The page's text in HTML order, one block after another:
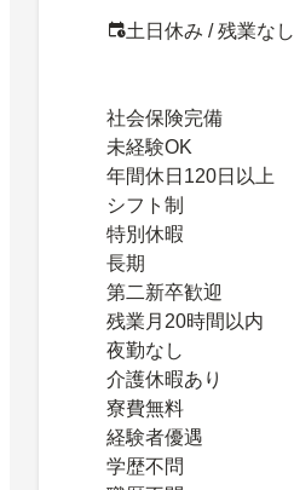
土日休み / 残業なし
社会保険完備
未経験OK
年間休日120日以上
シフト制
特別休暇
長期
第二新卒歓迎
残業月20時間以内
夜勤なし
介護休暇あり
寮費無料
経験者優遇
学歴不問